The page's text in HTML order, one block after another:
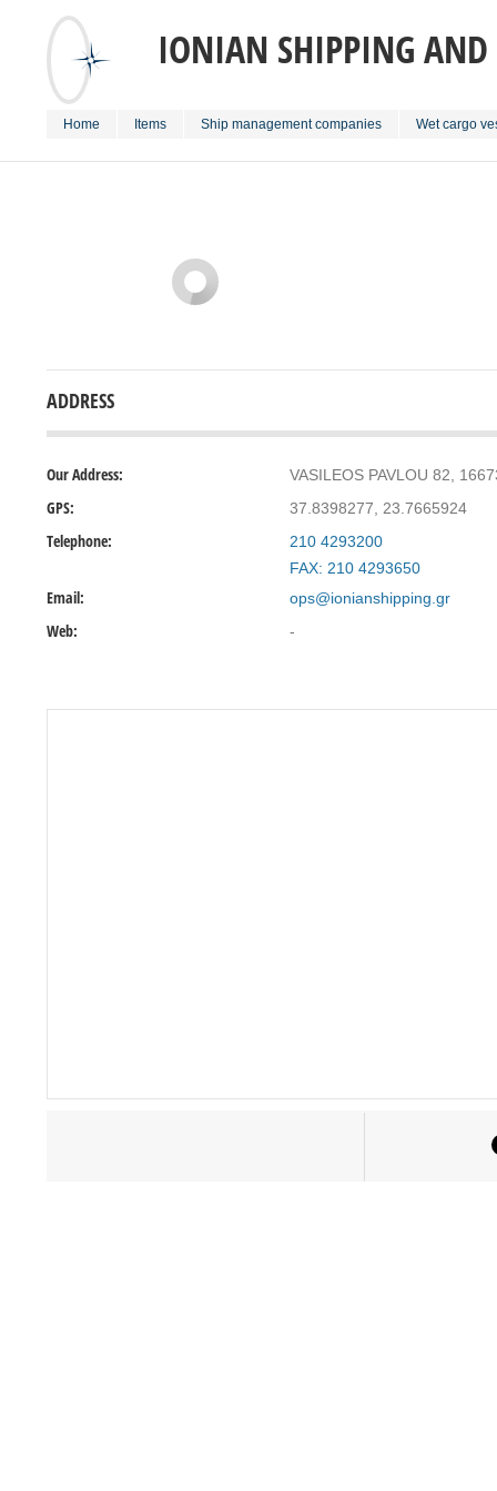
IONIAN SHIPPING AND
Home Items Ship management companies Wet cargo
ADDRESS
Our Address: VASILEOS PAVLOU 82,
GPS: 37.8398277, 23.7665924
Telephone:
210 4293200
FAX: 210 4293650
Email: ops@ionianshipping.gr
Web: -